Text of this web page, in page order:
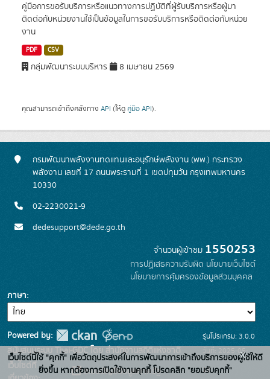
คู่มือการขอรับบริการหรือแนวทางการปฏิบัติที่ผู้รับบริการหรือผู้มา
ติดต่อกับหน่วยงานใช้เป็นข้อมูลในการขอรับบริการหรือติดต่อกับหน่วย
งาน
PDF CSV
กลุ่มพัฒนาระบบบริหาร 8 เมษายน 2569
คุณสามารถเข้าถึงคลังทาง API (ให้ดู คู่มือ API).
กรมพัฒนาพลังงานทดแทนและอนุรักษ์พลังงาน (พพ.) กระทรวง
พลังงาน เลขที่ 17 ถนนพระรามที่ 1 เขตปทุมวัน กรุงเทพมหานคร
10330
02-2230021-9
dedesupport@dede.go.th
จำนวนผู้เข้าชม 1550253
การปฏิเสธความรับผิด นโยบายเว็บไซต์
นโยบายการคุ้มครองข้อมูลส่วนบุคคล
ภาษา
Powered by:
สนับสนุนระบบ Thai-GDC โดย สำนักงานสถิติแห่งชาติ
เว็บไซต์ที่
ระบบบัญชีข้อมูลภาครัฐ
รุ่นโปรแกรม: 3.0.0
วันที่: 2025-05-
19
เว็บไซต์นี้ใช้ "คุกกี้" เพื่อวัตถุประสงค์ในการพัฒนาการเข้าถึงบริการของผู้ใช้ให้ดี
ยิ่งขึ้น หากต้องการเปิดใช้งานคุกกี้ โปรดคลิก "ยอมรับคุกกี้"
x